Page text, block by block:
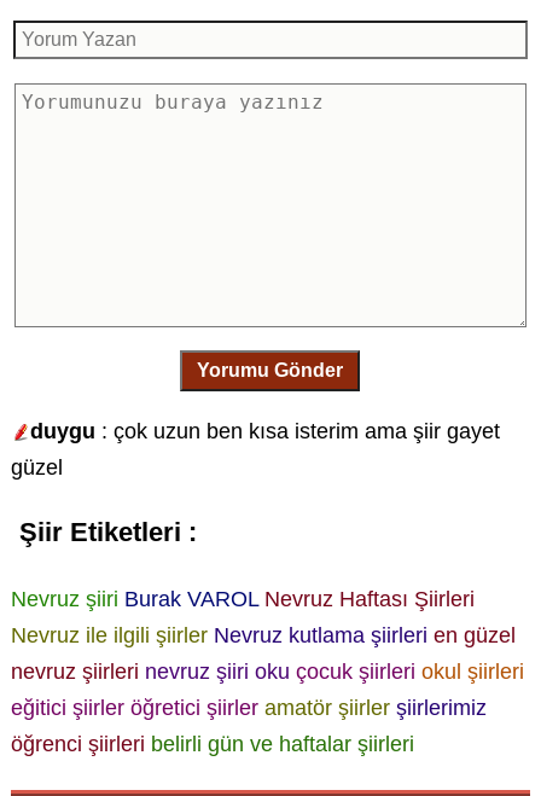
Yorumu Gönder
duygu : çok uzun ben kısa isterim ama şiir gayet
güzel
Şiir Etiketleri :
Nevruz şiiri Burak VAROL Nevruz Haftası Şiirleri
Nevruz ile ilgili şiirler Nevruz kutlama şiirleri en güzel
nevruz şiirleri nevruz şiiri oku çocuk şiirleri okul şiirleri
eğitici şiirler öğretici şiirler amatör şiirler şiirlerimiz
öğrenci şiirleri belirli gün ve haftalar şiirleri